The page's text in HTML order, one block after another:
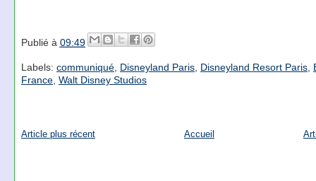
Publié à 09:49
Labels: communiqué, Disneyland Paris, Disneyland Resort Paris,
France, Walt Disney Studios
Article plus récent Accueil